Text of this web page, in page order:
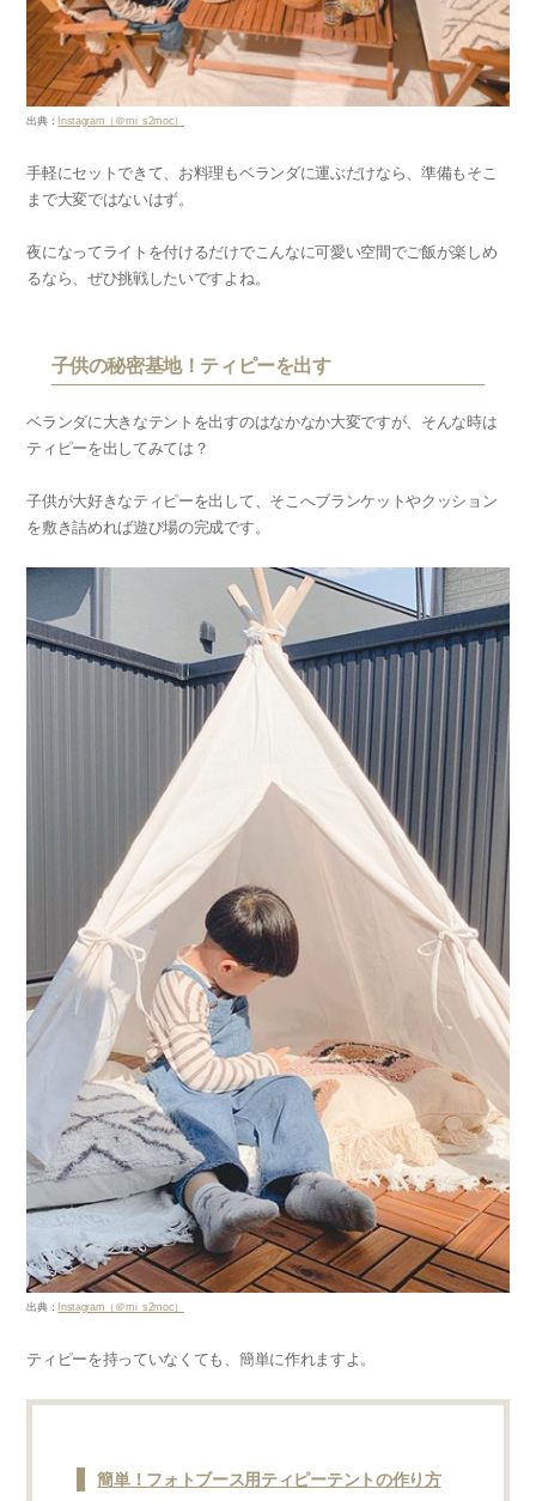
出典： Instagram（＠mi_s2moc）
手軽にセットできて、お料理もベランダに運ぶだけなら、準備もそこ
まで大変ではないはず。
夜になってライトを付けるだけでこんなに可愛い空間でご飯が楽しめ
るなら、ぜひ挑戦したいですよね。
子供の秘密基地！ティピーを出す
ベランダに大きなテントを出すのはなかなか大変ですが、そんな時は
ティピーを出してみては？
子供が大好きなティピーを出して、そこへブランケットやクッション
を敷き詰めれば遊び場の完成です。
出典： Instagram（＠mi_s2moc）
ティピーを持っていなくても、簡単に作れますよ。
簡単！フォトブース用ティピーテントの作り方